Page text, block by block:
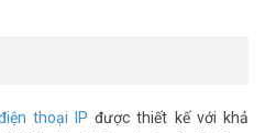
thoại IP được thiết kế với khả